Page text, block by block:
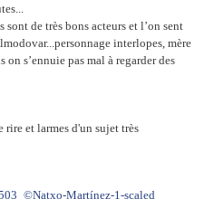
sont de très bons acteurs et l’on sent
interlopes, mère
s’ennuie pas mal à regarder des
rire et larmes d'un sujet très